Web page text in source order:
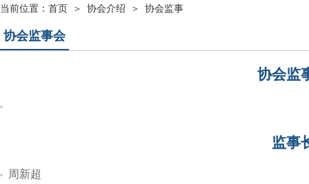
当前位置： 首页 ＞ 协会介绍 ＞ 协会监事
协会监事会
协会监
监事
周新超